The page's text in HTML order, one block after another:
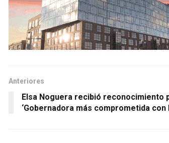
Anteriores
Elsa Noguera recibió reconocimiento
‘Gobernadora más comprometida con